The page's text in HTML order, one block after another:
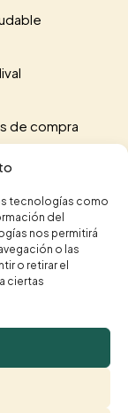
tecnologías como
del
nos permitirá
o las
o retirar el
ciertas
de compra
50 96